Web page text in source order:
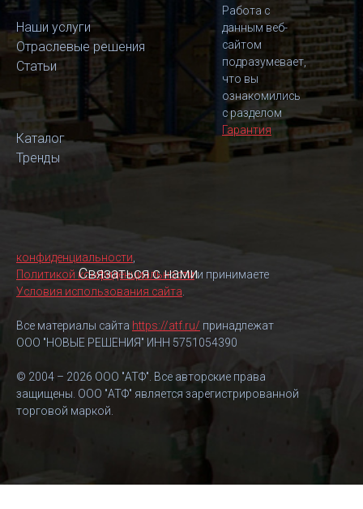
Наши услуги
Отраслевые решения
Статьи
Каталог
Тренды
Связаться с нами
Работа с
данным веб-
сайтом
подразумевает,
что вы
ознакомились
с разделом
Гарантия
конфиденциальности
Политикой конфиденциальностии принимаете
Условия использования сайта
Все материалы сайта https://atf.ru/ принадлежат
ООО "НОВЫЕ РЕШЕНИЯ" ИНН 5751054390
© 2004 – 2026 ООО "АТФ". Все авторские права
защищены. ООО "АТФ" является зарегистрированной
торговой маркой.